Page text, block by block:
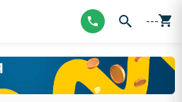
---